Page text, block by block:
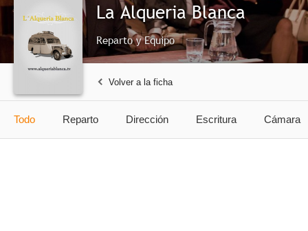
La Alqueria Blanca
Reparto y Equipo
Volver a la ficha
Todo Reparto Dirección Escritura Cámara